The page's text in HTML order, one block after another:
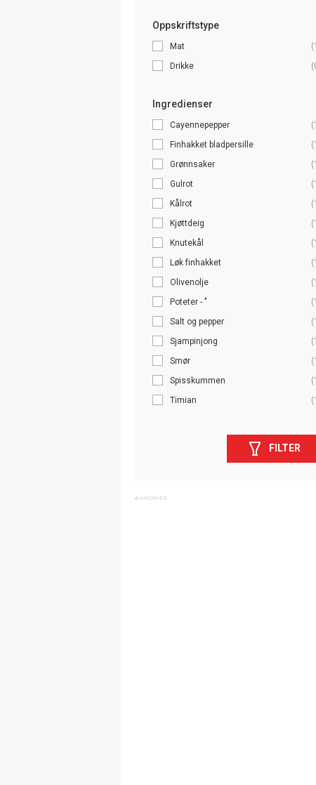
Oppskriftstype
Mat
Drikke
Ingredienser
Cayennepepper
Finhakket bladpersille
Grønnsaker
Gulrot
Kålrot
Kjøttdeig
Knutekål
Løk finhakket
Olivenolje
Poteter - "
Salt og pepper
Sjampinjong
Smør
Spisskummen
Timian
FILTER